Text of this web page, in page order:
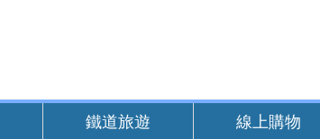
鐵道旅遊 線上購物